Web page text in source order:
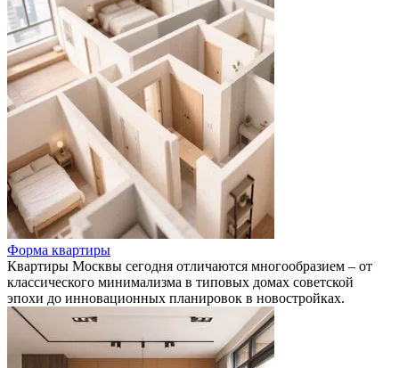
Форма квартиры
Квартиры Москвы сегодня отличаются многообразием – от
классического минимализма в типовых домах советской
эпохи до инновационных планировок в новостройках.